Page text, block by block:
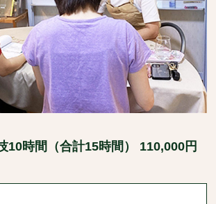
10時間（合計15時間） 110,000円